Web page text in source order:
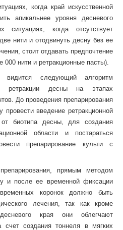
когда край искусственной
апикальнее уровня десневого
ситуациях, когда отсутствует
нити и отодвинуть десну без ее
стоит отдавать предпочтение
нити и ретракционные пасты).
следующий алгоритм
ретракции десны на этапах
До проведения препарирования
провести введение ретракционной
биотипа десны, для создания
области и постараться
препарирование культи с
прямым методом
и после ее временной фиксации
коронок должно быть
лечения, так как кроме
края они облегчают
счет создания тоннеля в мягких